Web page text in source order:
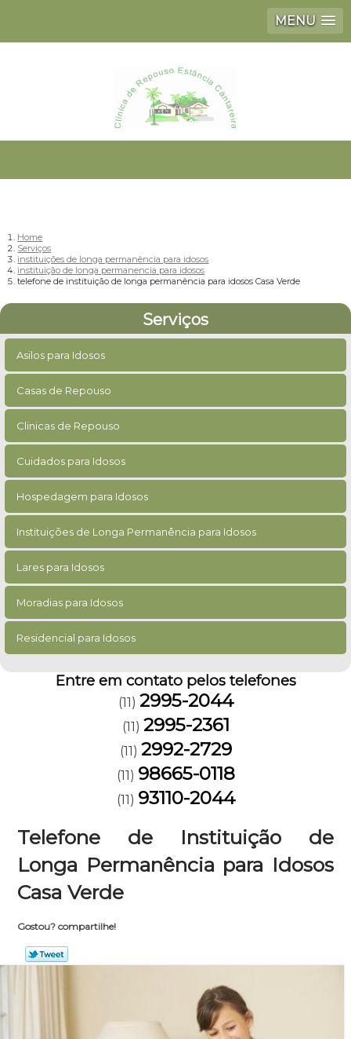
MENU
Home
Serviços
instituições de longa permanência para idosos
instituição de longa permanencia para idosos
telefone de instituição de longa permanência para idosos Casa Verde
Serviços
Asilos para Idosos
Casas de Repouso
Clinicas de Repouso
Cuidados para Idosos
Hospedagem para Idosos
Instituições de Longa Permanência para Idosos
Lares para Idosos
Moradias para Idosos
Residencial para Idosos
Entre em contato pelos telefones
(11) 2995-2044
(11) 2995-2361
(11) 2992-2729
(11) 98665-0118
(11) 93110-2044
Telefone de Instituição de
Longa Permanência para Idosos
Casa Verde
Gostou? compartilhe!